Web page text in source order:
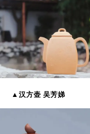
▲汉方壶 吴芳娣